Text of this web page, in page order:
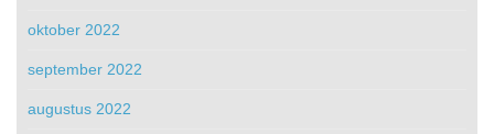
oktober 2022
september 2022
augustus 2022